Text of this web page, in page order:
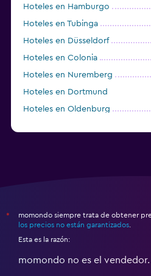
Hoteles en Hamburgo
Hoteles en Tubinga
Hoteles en Düsseldorf
Hoteles en Colonia
Hoteles en Nuremberg
Hoteles en Dortmund
Hoteles en Oldenburg
*
momondo siempre trata de obtener
los precios no están garantizados
Esta es la razón:
momondo no es el vendedor.